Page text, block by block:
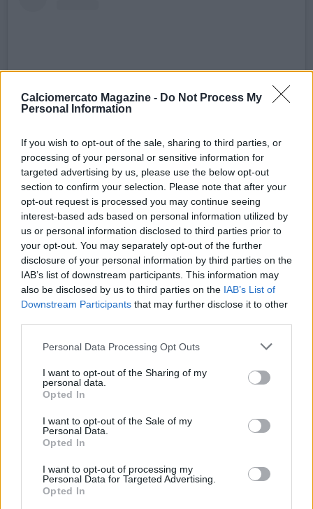
Calciomercato Magazine - Do Not Process My
Personal Information
If you wish to opt-out of the sale, sharing to third parties, or
processing of your personal or sensitive information for
targeted advertising by us, please use the below opt-out
section to confirm your selection. Please note that after your
opt-out request is processed you may continue seeing
interest-based ads based on personal information utilized by
us or personal information disclosed to third parties prior to
your opt-out. You may separately opt-out of the further
disclosure of your personal information by third parties on the
IAB’s list of downstream participants. This information may
also be disclosed by us to third parties on the IAB’s List of
Downstream Participants that may further disclose it to other
Personal Data Processing Opt Outs
I want to opt-out of the Sharing of my
personal data.
Opted In
I want to opt-out of the Sale of my
Personal Data.
Opted In
I want to opt-out of processing my
Personal Data for Targeted Advertising.
Opted In
Visualizza questo post su Instagram
Un post condiviso da SSC Napoli (@officialsscnapoli)